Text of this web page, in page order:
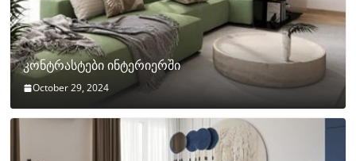
კონტრასტები ინტერიერში
October 29, 2024